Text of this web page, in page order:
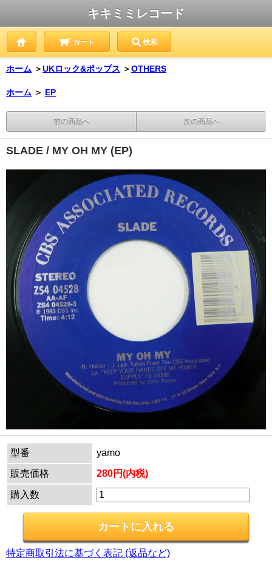
キキミミレコード
カート 検索
ホーム ＞UKロック&ポップス ＞OTHERS
ホーム ＞ EP
前の商品へ 次の商品へ
SLADE / MY OH MY (EP)
型番
yamo
販売価格
280円(内税)
購入数
特定商取引法に基づく表記 (返品など)